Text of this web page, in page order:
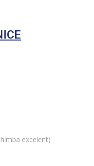
excelent)